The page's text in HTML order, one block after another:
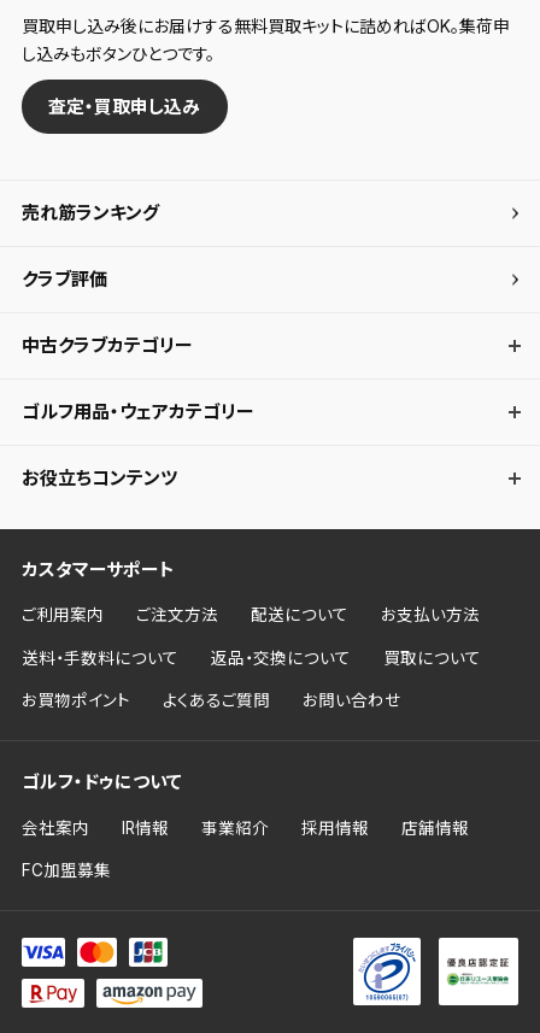
買取申し込み後にお届けする無料買取キットに詰めればOK。集荷申
し込みもボタンひとつです。
査定・買取申し込み
売れ筋ランキング
クラブ評価
中古クラブカテゴリー
ゴルフ用品・ウェアカテゴリー
お役立ちコンテンツ
カスタマーサポート
ご利用案内 ご注文方法 配送について お支払い方法
送料・手数料について 返品・交換について 買取について
お買物ポイント よくあるご質問 お問い合わせ
ゴルフ・ドゥについて
会社案内 IR情報 事業紹介 採用情報 店舗情報
FC加盟募集